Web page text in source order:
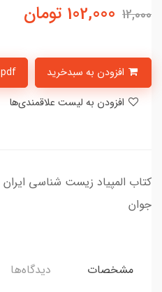
12,000
102,000 تومان
pdf نمونه محصول
جوان
مشخصات دیدگاه‌ها